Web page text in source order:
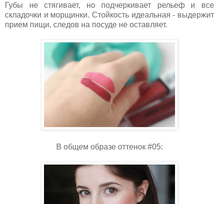
Губы не стягивает, но подчеркивает рельеф и все
складочки и морщинки. Стойкость идеальная - выдержит
прием пищи, следов на посуде не оставляет.
В общем образе оттенок #05: